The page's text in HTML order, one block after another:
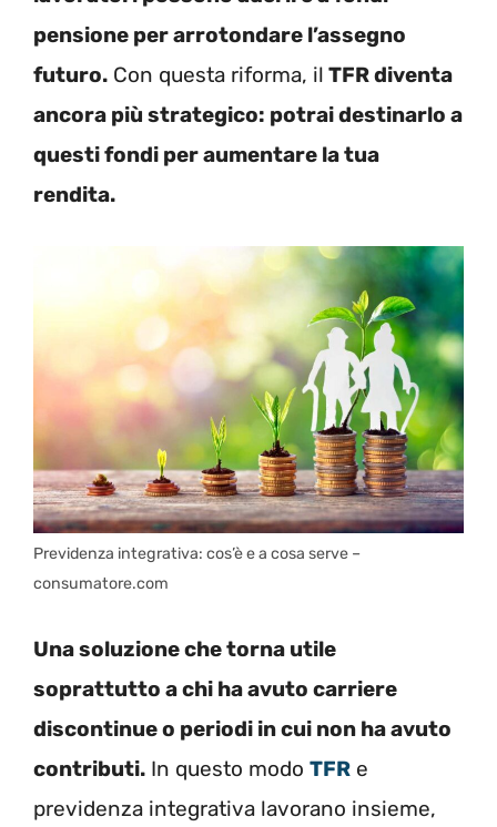
pensione per arrotondare l’assegno
futuro. Con questa riforma, il TFR diventa
ancora più strategico: potrai destinarlo a
questi fondi per aumentare la tua
rendita.
Previdenza integrativa: cos’è e a cosa serve –
consumatore.com
Una soluzione che torna utile
soprattutto a chi ha avuto carriere
discontinue o periodi in cui non ha avuto
contributi. In questo modo TFR e
previdenza integrativa lavorano insieme,